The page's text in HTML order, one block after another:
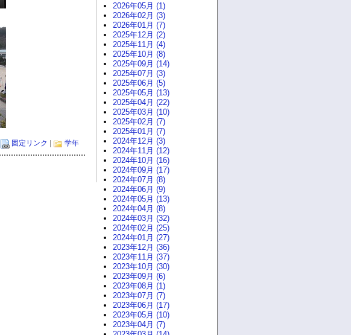
固定リンク 学年
2026年05月 (1)
2026年02月 (3)
2026年01月 (7)
2025年12月 (2)
2025年11月 (4)
2025年10月 (8)
2025年09月 (14)
2025年07月 (3)
2025年06月 (5)
2025年05月 (13)
2025年04月 (22)
2025年03月 (10)
2025年02月 (7)
2025年01月 (7)
2024年12月 (3)
2024年11月 (12)
2024年10月 (16)
2024年09月 (17)
2024年07月 (8)
2024年06月 (9)
2024年05月 (13)
2024年04月 (8)
2024年03月 (32)
2024年02月 (25)
2024年01月 (27)
2023年12月 (36)
2023年11月 (37)
2023年10月 (30)
2023年09月 (6)
2023年08月 (1)
2023年07月 (7)
2023年06月 (17)
2023年05月 (10)
2023年04月 (7)